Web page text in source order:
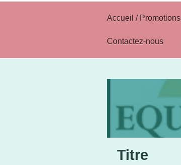
Accueil / Promotions
Contactez-nous
Titre